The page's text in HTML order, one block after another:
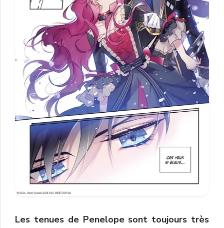
Les tenues de Penelope sont toujours très